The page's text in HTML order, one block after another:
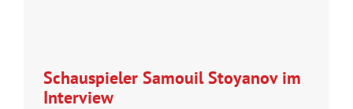
Schauspieler Samouil Stoyanov im
Interview